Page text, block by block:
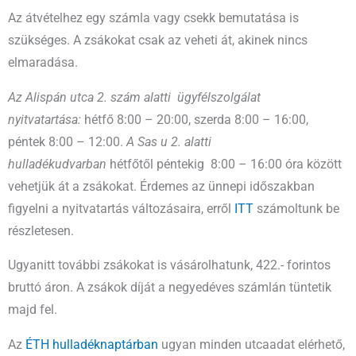
Az átvételhez egy számla vagy csekk bemutatása is
szükséges. A zsákokat csak az veheti át, akinek nincs
elmaradása.
Az Alispán utca 2. szám alatti ügyfélszolgálat
nyitvatartása: hétfő 8:00 – 20:00, szerda 8:00 – 16:00,
péntek 8:00 – 12:00.A Sas u 2. alatti
hulladékudvarban hétfőtől péntekig 8:00 – 16:00 óra között
vehetjük át a zsákokat. Érdemes az ünnepi időszakban
figyelni a nyitvatartás változásaira, erről
ITT számoltunk be
részletesen.
Ugyanitt további zsákokat is vásárolhatunk, 422.- forintos
bruttó áron. A zsákok díját a negyedéves számlán tüntetik
majd fel.
Az ÉTH hulladéknaptárban ugyan minden utcaadat elérhető,